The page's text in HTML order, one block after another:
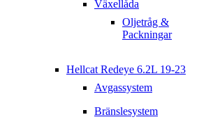
Växellåda
Oljetråg &
Packningar
Hellcat Redeye 6.2L 19-23
Avgassystem
Bränslesystem